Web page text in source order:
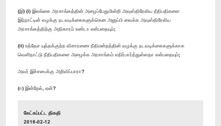
(இ) (i) இலங்கை அரசாங்கத்தின் அழைப்பேதுமின்றி அவுஸ்திரேலிய நீதிபதிகளை
இந்நாட்டின் வழக்கு நடவடிக்கைகளுக்கென அனுப்பி வைக்க அவுஸ்திரேலிய
அரசாங்கத்திற்கு அதிகாரம் உண்டா என்பதையும்;
(ii) உத்தேச யுத்தக்குற்ற விசாரணை நீதிமன்றத்தின் வழக்கு நடவடிக்கைகளுக்காக
வெளிநாட்டு நீதிபதிகளை அழைக்க அரசாங்கம் எதிர்பார்த்துள்ளதா என்பதையும்;
அவர் இச்சபைக்கு அறிவிப்பாரா?
(ஈ) இன்றேல், ஏன்?
கேட்கப்பட்ட திகதி
2016-02-12